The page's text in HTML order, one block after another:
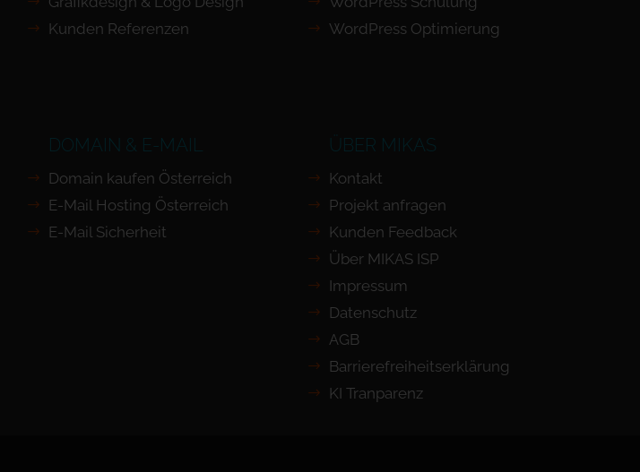
Kunden Referenzen
WordPress Optimierung
DOMAIN & E-MAIL
Domain kaufen Österreich
E-Mail Hosting Österreich
E-Mail Sicherheit
ÜBER MIKAS
Kontakt
Projekt anfragen
Kunden Feedback
Über MIKAS ISP
Impressum
Datenschutz
AGB
Barrierefreiheits­erklärung
KI Tranparenz